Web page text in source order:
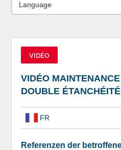
Language
VIDÉO
VIDÉO
DOUBLE
FR
Referenzen der